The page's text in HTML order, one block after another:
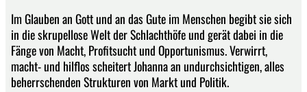
Im Glauben an Gott und an das Gute im Menschen begibt sie sich
in die skrupellose Welt der Schlachthöfe und gerät dabei in die
Fänge von Macht, Profitsucht und Opportunismus. Verwirrt,
macht- und hilflos scheitert Johanna an undurchsichtigen, alles
beherrschenden Strukturen von Markt und Politik.